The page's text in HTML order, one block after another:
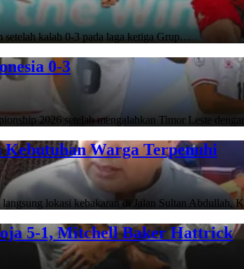
kalah 0-3 pada laga ketiga Grup…
0-3
2026 setelah mengalahkan Timor Leste
Warga Terpenuhi
lokasi kebakaran di Jalan Sultan Abdullah,
5-1, Mitchell Baker Hattrick